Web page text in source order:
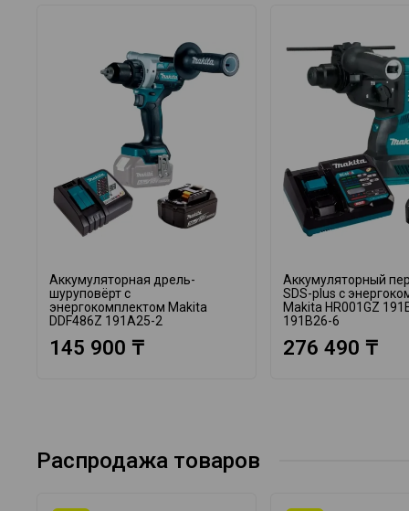
Аккумуляторная дрель-
шуруповёрт с
энергокомплектом Makita
DDF486Z 191A25-2
145 900 ₸
Аккумуляторный
SDS-plus с
Makita HR001GZ
191B26-6
276 490 ₸
Распродажа товаров